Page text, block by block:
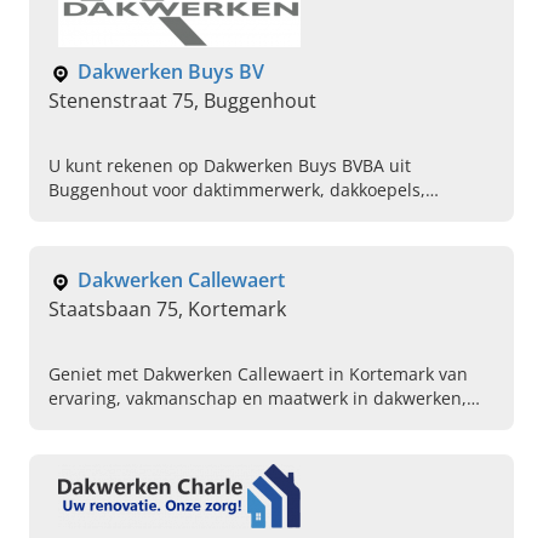
Dakwerken Buys BV
Stenenstraat 75, Buggenhout
U kunt rekenen op Dakwerken Buys BVBA uit
Buggenhout voor daktimmerwerk, dakkoepels,
Dakwerken Callewaert
Staatsbaan 75, Kortemark
Geniet met Dakwerken Callewaert in Kortemark van
ervaring, vakmanschap en maatwerk in dakwerken,